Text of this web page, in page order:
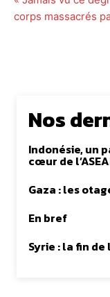
corps massacrés
Nos
Indonésie, un
cœur de
Gaza : les
En bref
Syrie : la fin